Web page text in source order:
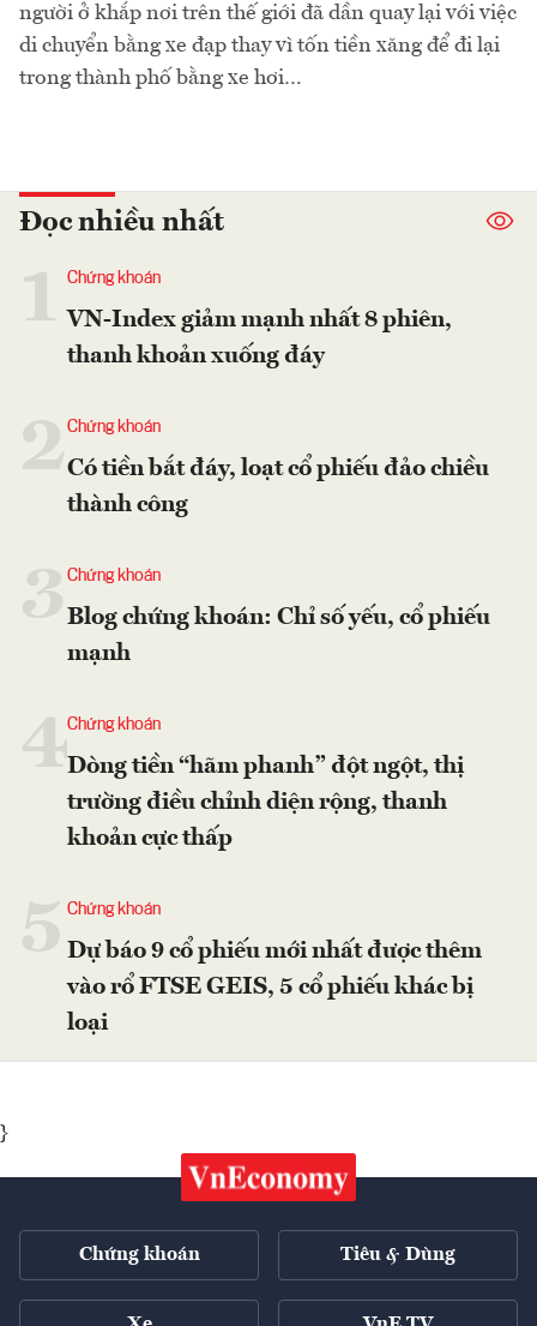
người ở khắp nơi trên thế giới đã dần quay lại với việc
di chuyển bằng xe đạp thay vì tốn tiền xăng để đi lại
trong thành phố bằng xe hơi…
Đọc nhiều nhất
Chứng khoán
VN-Index giảm mạnh nhất 8 phiên,
thanh khoản xuống đáy
2Chứng khoán
Có tiền bắt đáy, loạt cổ phiếu đảo chiều
thành công
Chứng khoán
Blog chứng khoán: Chỉ số yếu, cổ phiếu
mạnh
4Chứng khoán
Dòng tiền “hãm phanh” đột ngột, thị
trường điều chỉnh diện rộng, thanh
khoản cực thấp
Chứng khoán
Dự báo 9 cổ phiếu mới nhất được thêm
vào rổ FTSE GEIS, 5 cổ phiếu khác bị
loại
}
Chứng khoán Tiêu & Dùng